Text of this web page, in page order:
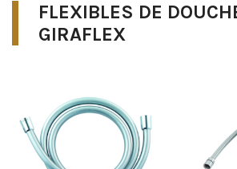
FLEXIBLES DE
GIRAFLEX